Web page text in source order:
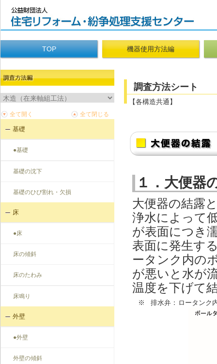
TOP 機器使用方法編
基礎
●基礎
基礎の沈下
基礎のひび割れ・欠損
床
●床
床の傾斜
床のたわみ
床鳴り
外壁
●外壁
外壁の傾斜
調査方法シート
【各構造共通】
１．大便器
大便器の結露
浄水によって
が表面につき
表面に発生す
ータンク内の
が悪いと水が
温度を下げて
※ 排水弁： ロータンク